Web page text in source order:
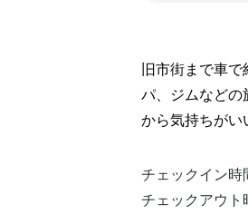
旧市街まで車
パ、ジムなどの
から気持ちがい
チェックイン時
チェックアウト